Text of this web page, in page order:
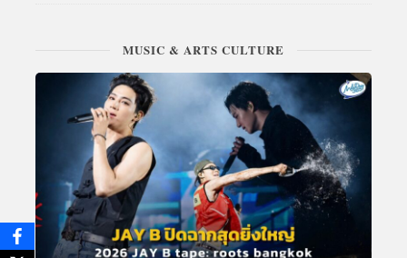
MUSIC & ARTS CULTURE